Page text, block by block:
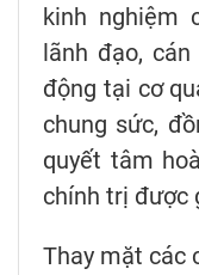
kinh nghiệm
lãnh đạo,
động tại cơ
chung sức,
quyết tâm
chính trị được
Thay mặt các